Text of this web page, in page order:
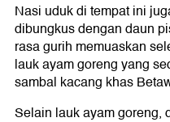
Nasi uduk di tempat ini
dibungkus dengan daun
rasa gurih memuaskan
lauk ayam goreng yang
sambal kacang khas
Selain lauk ayam goreng,